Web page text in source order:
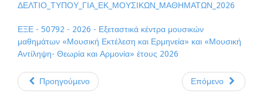
ΔΕΛΤΙΟ_ΤΥΠΟΥ_ΓΙΑ_ΕΚ_ΜΟΥΣΙΚΩΝ_ΜΑΘΗΜΑΤΩΝ_2026
ΕΞΕ - 50792 - 2026 - Εξεταστικά κέντρα μουσικών
μαθημάτων «Μουσική Εκτέλεση και Ερμηνεία» και «Μουσική
Αντίληψη- Θεωρία και Αρμονία» έτους 2026
Προηγούμενο Επόμενο